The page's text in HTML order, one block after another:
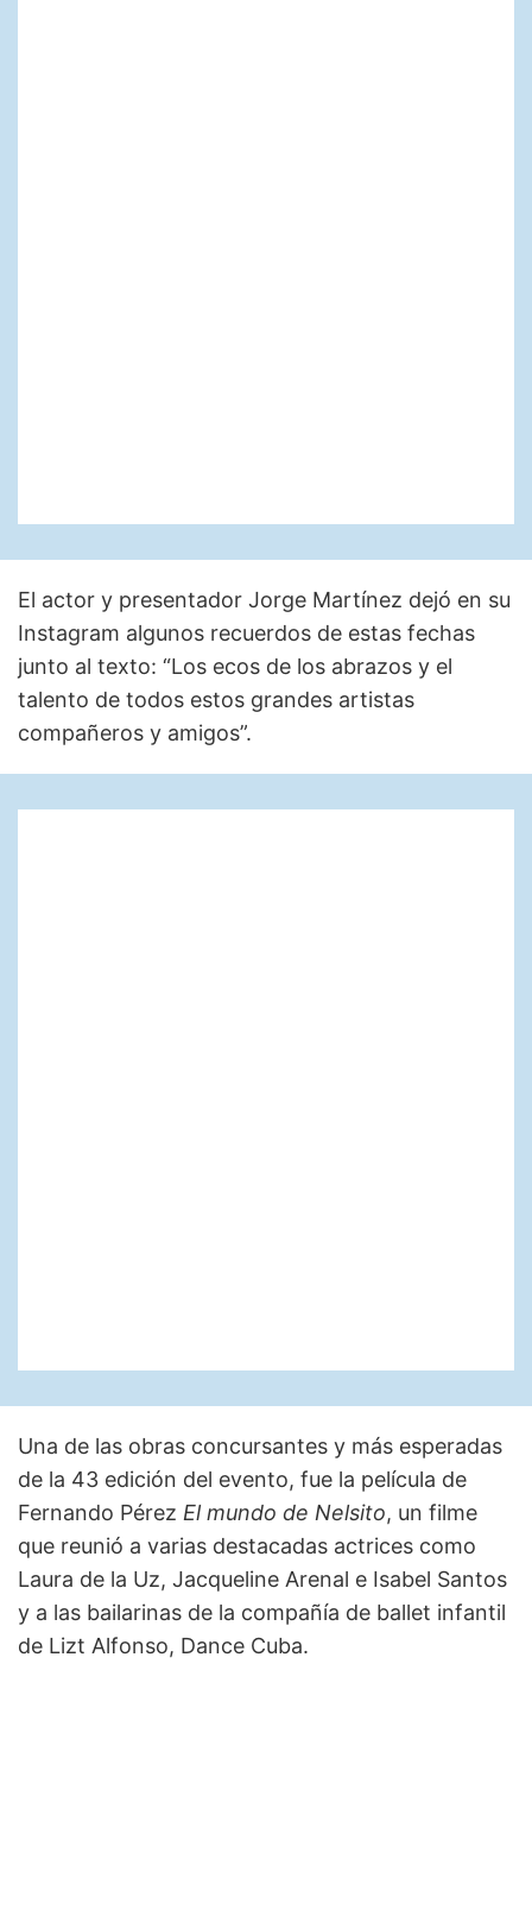
El actor y presentador Jorge Martínez dejó en su
Instagram algunos recuerdos de estas fechas
junto al texto: “Los ecos de los abrazos y el
talento de todos estos grandes artistas
compañeros y amigos”.
Una de las obras concursantes y más esperadas
de la 43 edición del evento, fue la película de
Fernando Pérez El mundo de Nelsito, un filme
que reunió a varias destacadas actrices como
Laura de la Uz, Jacqueline Arenal e Isabel Santos
y a las bailarinas de la compañía de ballet infantil
de Lizt Alfonso, Dance Cuba.